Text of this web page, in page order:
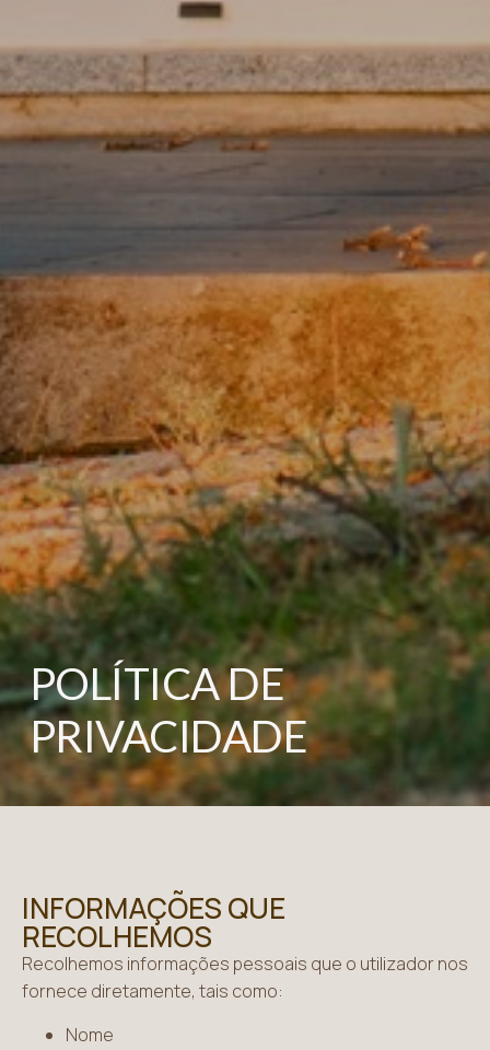
POLÍTICA DE
PRIVACIDADE
INFORMAÇÕES QUE
RECOLHEMOS
Recolhemos informações pessoais que o utilizador nos
fornece diretamente, tais como:
Nome